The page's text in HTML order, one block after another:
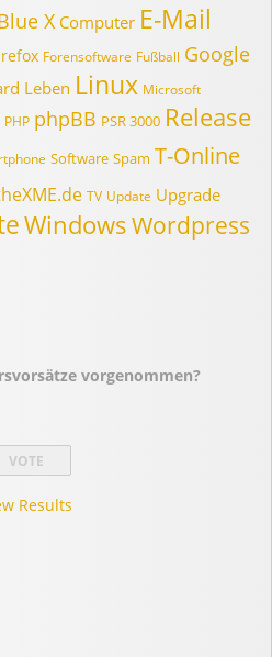
X Computer E-Mail
Forensoftware Fußball Google
Leben Linux Microsoft
PHP phpBB PSR 3000 Release
Software Spam T-Online
TV Update Upgrade
WindowsWordpress
vorgenommen?
Results